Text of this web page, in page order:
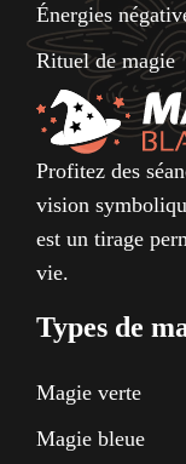
Énergies
Rituel de magie
Profitez des
vision
est un tirage
vie.
Types de
Magie verte
Magie bleue